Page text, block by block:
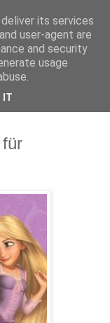
its services
user-agent are
and security
usage
IT